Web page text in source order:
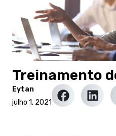
Treinamento
Eytan
julho 1, 2021